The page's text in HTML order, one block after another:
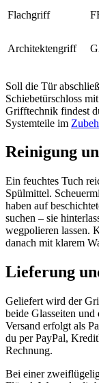
Flachgriff
Architektengriff
Soll die Tür
Schiebetürschloss
Grifftechnik findest
Systemteile im
Reinigung
Ein feuchtes Tuch
Spülmittel.
haben auf
suchen – sie
wegpolieren lassen.
danach mit klarem
Lieferung
Geliefert wird der
beide Glasseiten und
Versand erfolgt als
du per PayPal,
Rechnung.
Bei einer